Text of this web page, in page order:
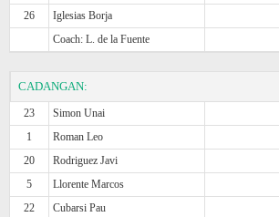
26
Iglesias Borja
Coach: L. de la Fuente
CADANGAN:
23 Simon Unai
1
Roman Leo
20
Rodriguez Javi
5
Llorente Marcos
22
Cubarsi Pau